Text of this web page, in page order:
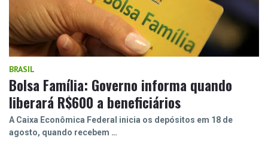
BRASIL
Bolsa Família: Governo informa quando
liberará R$600 a beneficiários
A Caixa Econômica Federal inicia os depósitos em 18 de
agosto, quando recebem …